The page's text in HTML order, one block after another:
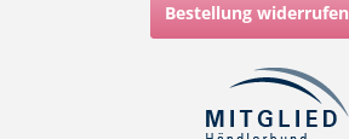
Bestellung widerrufen